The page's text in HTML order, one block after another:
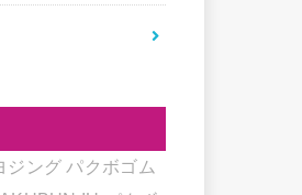
ジング パクボゴム